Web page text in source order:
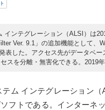
インテグレーション（ALSI）は
Ver. 9.1」の追加機能として
表した。アクセス先がデータベ
スを分離・無害化できる。2019
ム インテグレーション
フトである。インターネ